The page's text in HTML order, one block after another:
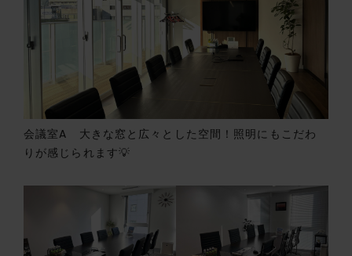
会議室A 大きな窓と広々とした空間！照明にもこだわ
りが感じられます💡